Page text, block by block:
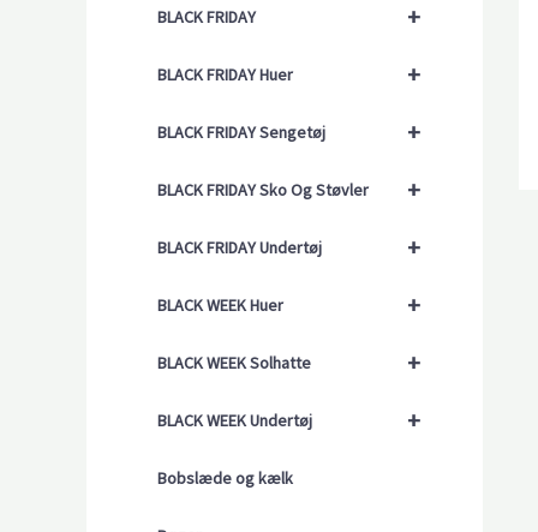
+
BLACK FRIDAY
+
BLACK FRIDAY Huer
+
BLACK FRIDAY Sengetøj
+
BLACK FRIDAY Sko Og Støvler
+
BLACK FRIDAY Undertøj
+
BLACK WEEK Huer
+
BLACK WEEK Solhatte
+
BLACK WEEK Undertøj
Bobslæde og kælk